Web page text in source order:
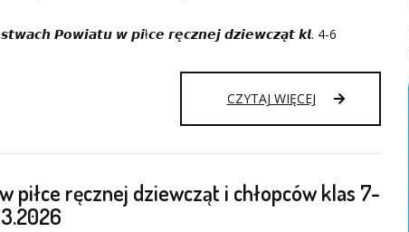
GŁOGOWIE
𝙋𝙤𝙬𝙞𝙖𝙩𝙪 𝙬 𝙥𝙞ł𝙘𝙚 𝙧𝙚̨𝙘𝙯𝙣𝙚𝙟 𝙙𝙯𝙞𝙚𝙬𝙘𝙯𝙖̨𝙩 𝙠𝙡. 4-6
CZYTAJ WIĘCEJFINAŁ
PIŁCE
DZIEWCZĄT
KLAS
piłce ręcznej dziewcząt i chłopców klas 7-